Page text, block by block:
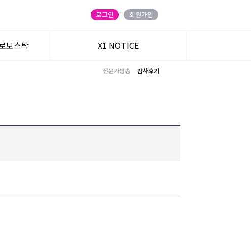
로그인 회원가입
보스탁 X1 NOTICE
전문가방송 감사후기